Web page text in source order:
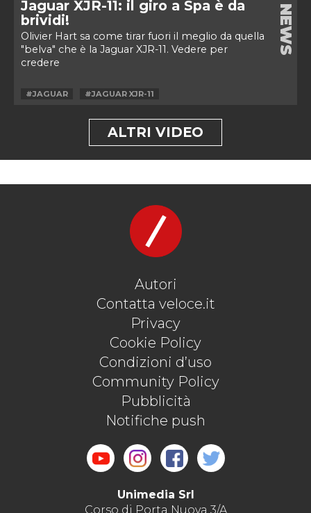
Jaguar XJR-11: il giro a Spa è da
brividi!
Olivier Hart sa come tirar fuori il meglio da quella
"belva" che è la Jaguar XJR-11. Vedere per
credere
NEWS
#JAGUAR #JAGUAR XJR-11
ALTRI VIDEO
Autori
Contatta veloce.it
Privacy
Cookie Policy
Condizioni d’uso
Community Policy
Pubblicità
Notifiche push
Unimedia Srl
Corso di Porta Nuova 3/A